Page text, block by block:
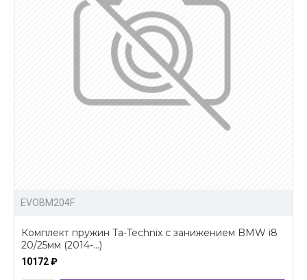
EVOBM204F
Комплект пружин Ta-Technix с занижением BMW i8
20/25мм (2014-...)
10172 ₽